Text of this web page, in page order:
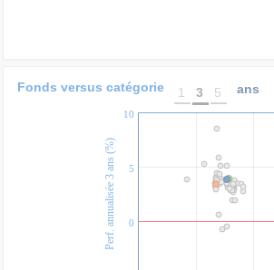
Fonds versus catégorie 1 3 5 ans
0
5
10
Perf. annualisée 3 ans (%)